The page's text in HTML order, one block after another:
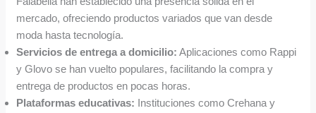
mercado, ofreciendo productos variados que van desde
moda hasta tecnología.
Servicios de entrega a domicilio: Aplicaciones como Rappi
y Glovo se han vuelto populares, facilitando la compra y
entrega de productos en pocas horas.
Plataformas educativas: Instituciones como Crehana y